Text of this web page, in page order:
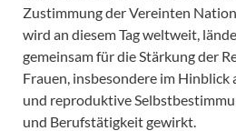
Zustimmung der Vereinten
wird an diesem Tag weltweit,
gemeinsam für die Stärkung der
Frauen, insbesondere im Hinblick
und reproduktive
und Berufstätigkeit gewirkt.